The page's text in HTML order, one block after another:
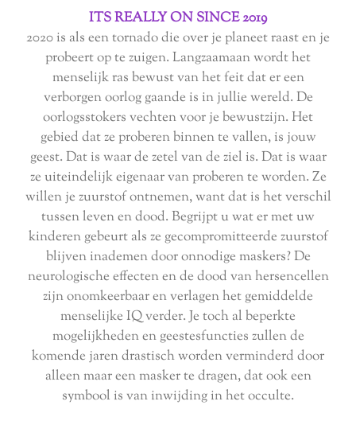
ITS REALLY ON SINCE 2019
2020 is als een tornado die over je planeet raast en je
probeert op te zuigen. Langzaamaan wordt het
menselijk ras bewust van het feit dat er een
verborgen oorlog gaande is in jullie wereld. De
oorlogsstokers vechten voor je bewustzijn. Het
gebied dat ze proberen binnen te vallen, is jouw
geest. Dat is waar de zetel van de ziel is. Dat is waar
ze uiteindelijk eigenaar van proberen te worden. Ze
willen je zuurstof ontnemen, want dat is het verschil
tussen leven en dood. Begrijpt u wat er met uw
kinderen gebeurt als ze gecompromitteerde zuurstof
blijven inademen door onnodige maskers? De
neurologische effecten en de dood van hersencellen
zijn onomkeerbaar en verlagen het gemiddelde
menselijke IQ verder. Je toch al beperkte
mogelijkheden en geestesfuncties zullen de
komende jaren drastisch worden verminderd door
alleen maar een masker te dragen, dat ook een
symbool is van inwijding in het occulte.